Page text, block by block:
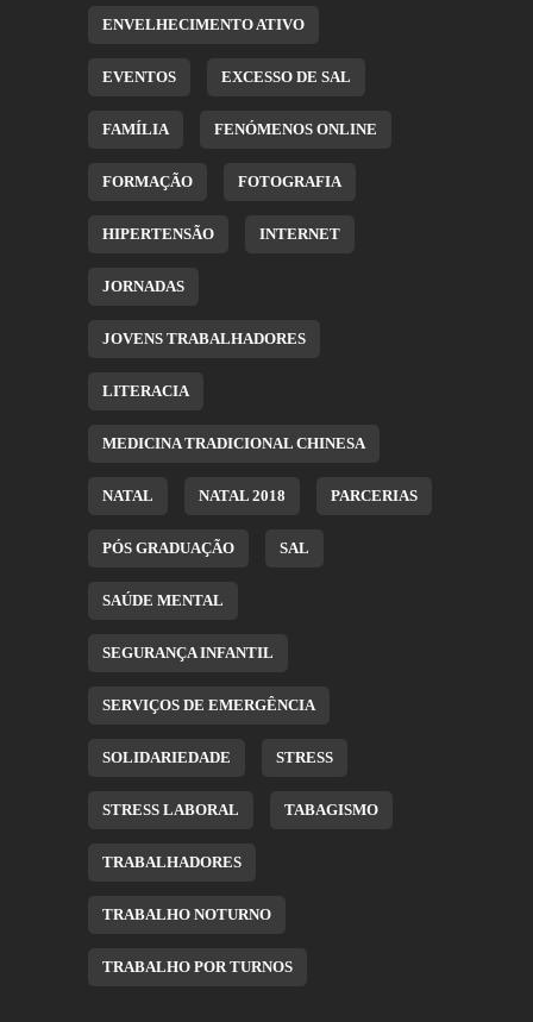
ENVELHECIMENTO ATIVO
EVENTOS EXCESSO DE SAL
FAMÍLIA FENÓMENOS ONLINE
FORMAÇÃO FOTOGRAFIA
HIPERTENSÃO INTERNET
JORNADAS
JOVENS TRABALHADORES
LITERACIA
MEDICINA TRADICIONAL CHINESA
NATAL NATAL 2018 PARCERIAS
PÓS GRADUAÇÃO SAL
SAÚDE MENTAL
SEGURANÇA INFANTIL
SERVIÇOS DE EMERGÊNCIA
SOLIDARIEDADE STRESS
STRESS LABORAL TABAGISMO
TRABALHADORES
TRABALHO NOTURNO
TRABALHO POR TURNOS